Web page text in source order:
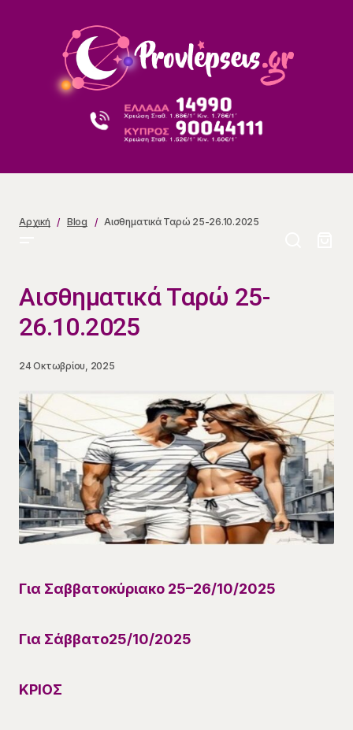
Αρχική Blog Αισθηματικά Ταρώ 25-26.10.2025
Αισθηματικά Ταρώ 25-
26.10.2025
24 Οκτωβρίου, 2025
Για Σαββατοκύριακο 25–26/10/2025
Για Σάββατο25/10/2025
ΚΡΙΟΣ